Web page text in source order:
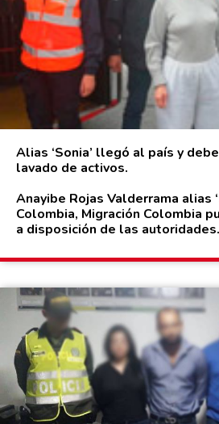
Alias ‘Sonia’ llegó al país y
lavado de activos.
Anayibe Rojas Valderrama alias
Colombia, Migración Colombia
a disposición de las autoridades.